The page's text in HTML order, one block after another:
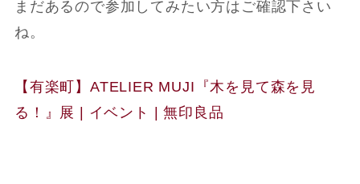
まだあるので参加してみたい方はご確認下さい
ね。
【有楽町】ATELIER MUJI『木を見て森を見
る！』展 | イベント | 無印良品